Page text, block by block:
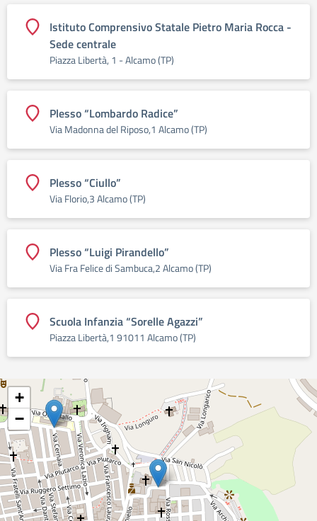
Istituto Comprensivo Statale Pietro Maria Rocca -
Sede centrale
Piazza Libertà, 1 - Alcamo (TP)
Plesso “Lombardo Radice”
Via Madonna del Riposo,1 Alcamo (TP)
Plesso “Ciullo”
Via Florio,3 Alcamo (TP)
Plesso “Luigi Pirandello”
Via Fra Felice di Sambuca,2 Alcamo (TP)
Scuola Infanzia “Sorelle Agazzi”
Piazza Libertà,1 91011 Alcamo (TP)
+
−